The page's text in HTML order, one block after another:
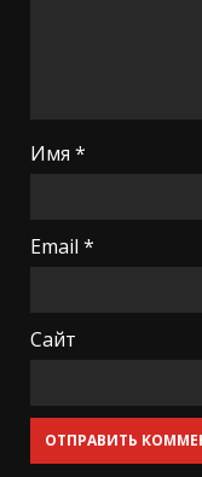
Имя *
Email *
Сайт